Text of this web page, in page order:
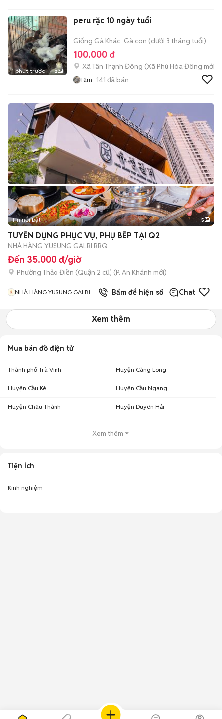
1 phút trước 2
peru rặc 10 ngày tuổi
Giống Gà Khác Gà con (dưới 3 tháng tuổi)
100.000 đ
Xã Tân Thạnh Đông (Xã Phú Hòa Đông mới)
Tâm 141 đã bán
Tin nổi bật 5
TUYỂN DỤNG PHỤC VỤ, PHỤ BẾP TẠI Q2
NHÀ HÀNG YUSUNG GALBI BBQ
Đến 35.000 đ/giờ
Phường Thảo Điền (Quận 2 cũ) (P. An Khánh mới)
NHÀ HÀNG YUSUNG GALBI
Bấm để hiện số Chat
Xem thêm
Mua bán đồ điện tử
Thành phố Trà Vinh Huyện Càng Long
Huyện Cầu Kè Huyện Cầu Ngang
Huyện Châu Thành Huyện Duyên Hải
Xem thêm
Tiện ích
Kinh nghiệm